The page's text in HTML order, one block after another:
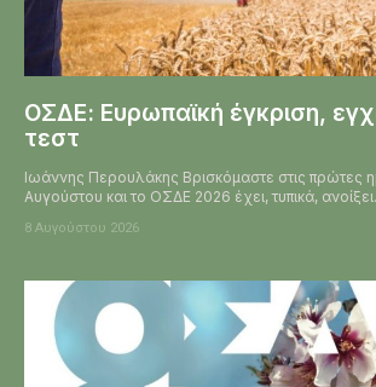
ΟΣΔΕ: Ευρωπαϊκή έγκριση,
τεστ
Ιωάννης Περουλάκης Βρισκόμαστε στις πρώτες ημέρες του
Αυγούστου και το ΟΣΔΕ 2026 έχει, τυπικά,
8 Αυγούστου 2026